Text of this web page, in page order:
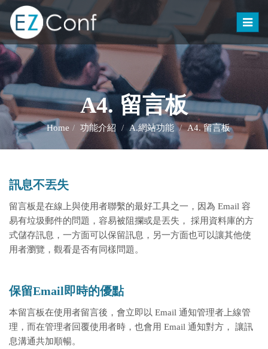
Toggle
A4. 留言板
Home 功能介紹 A.網站功能 A4. 留言板
訊息不丟失
留言板是在線上與使用者聯繫的最好工具之一，因為 Email 容
易有垃圾郵件的問題，容易被阻攔或是丟失，
採用資料庫的方
式儲存訊息，一方面可以保留訊息，另一方面也可以讓其他使
用者瀏覽，觀看是否有同樣問題。
保留Email即時的優點
本留言板在使用者留言後，會立即以 Email 通知管理者上線管
理，而在管理者回覆使用者時，也會用 Email 通知對方，
讓訊
息溝通共加順暢。